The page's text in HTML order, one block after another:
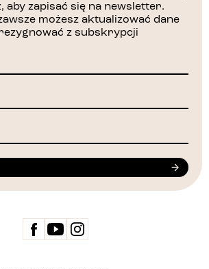
aby zapisać się na newsletter.
możesz aktualizować dane
z subskrypcji